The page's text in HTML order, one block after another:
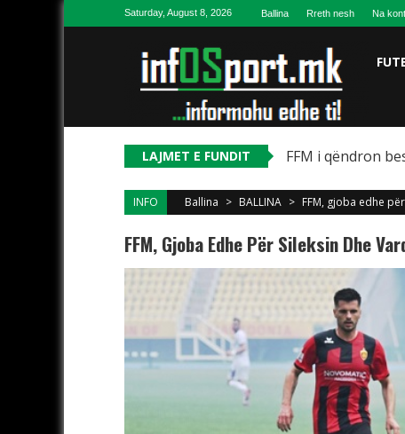
Skip to contentSaturday, August 8, 2026 Ballina Rreth nesh Na
LAJMET E FUNDIT FFM i qëndron
INFO Ballina > BALLINA > FFM, gjoba edhe
FFM, Gjoba Edhe Për Sileksin Dhe